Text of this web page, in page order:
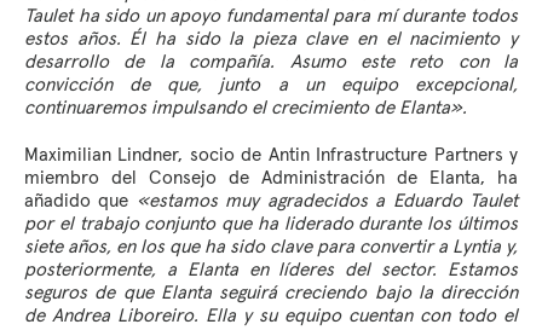
Taulet ha sido un apoyo fundamental para mí durante todos
estos años. Él ha sido la pieza clave en el nacimiento y
desarrollo de la compañía. Asumo este reto con la
convicción de que, junto a un equipo excepcional,
continuaremos impulsando el crecimiento de Elanta».
Maximilian Lindner, socio de Antin Infrastructure Partners y
miembro del Consejo de Administración de Elanta, ha
añadido que «estamos muy agradecidos a Eduardo Taulet
por el trabajo conjunto que ha liderado durante los últimos
siete años, en los que ha sido clave para convertir a Lyntia y,
posteriormente, a Elanta en líderes del sector. Estamos
seguros de que Elanta seguirá creciendo bajo la dirección
de Andrea Liboreiro. Ella y su equipo cuentan con todo el